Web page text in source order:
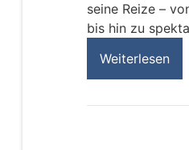
seine Reize –
bis hin zu
Weiterlesen